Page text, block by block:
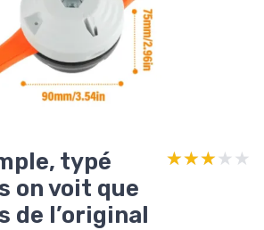
typé
on voit que
de l’original
★★★★★
★★★★★